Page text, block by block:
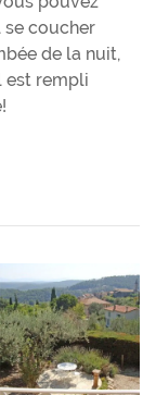
coucher
de la nuit,
est rempli